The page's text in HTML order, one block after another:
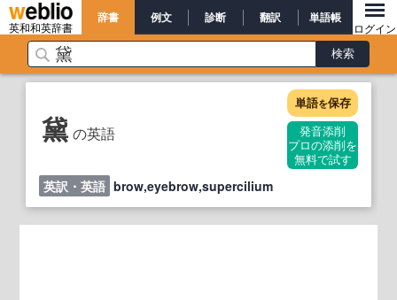
英和和英辞書
辞書 例文 診断 翻訳 単語帳
ログイン
黛 の英語
単語を保存
発音添削
プロの添削を
無料で試す
英訳・英語 brow,eyebrow,supercilium